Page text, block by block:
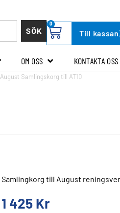
SÖK
0
Till kassan
OM OSS KONTAKTA OSS
August Samlingskorg till AT10
Samlingkorg till August
1 425 Kr